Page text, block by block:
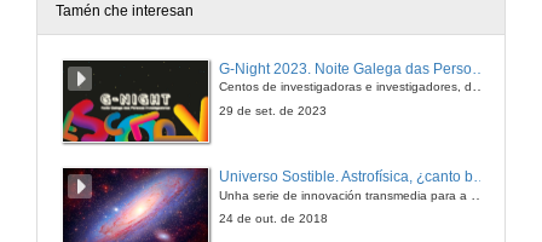
Tamén che interesan
Centos de investigadoras e investigadores, decenas de actividades e sete cidades
29 de set. de 2023
Universo Sostible. Astrofísica, ¿canto brillan as estrelas?
24 de out. de 2018